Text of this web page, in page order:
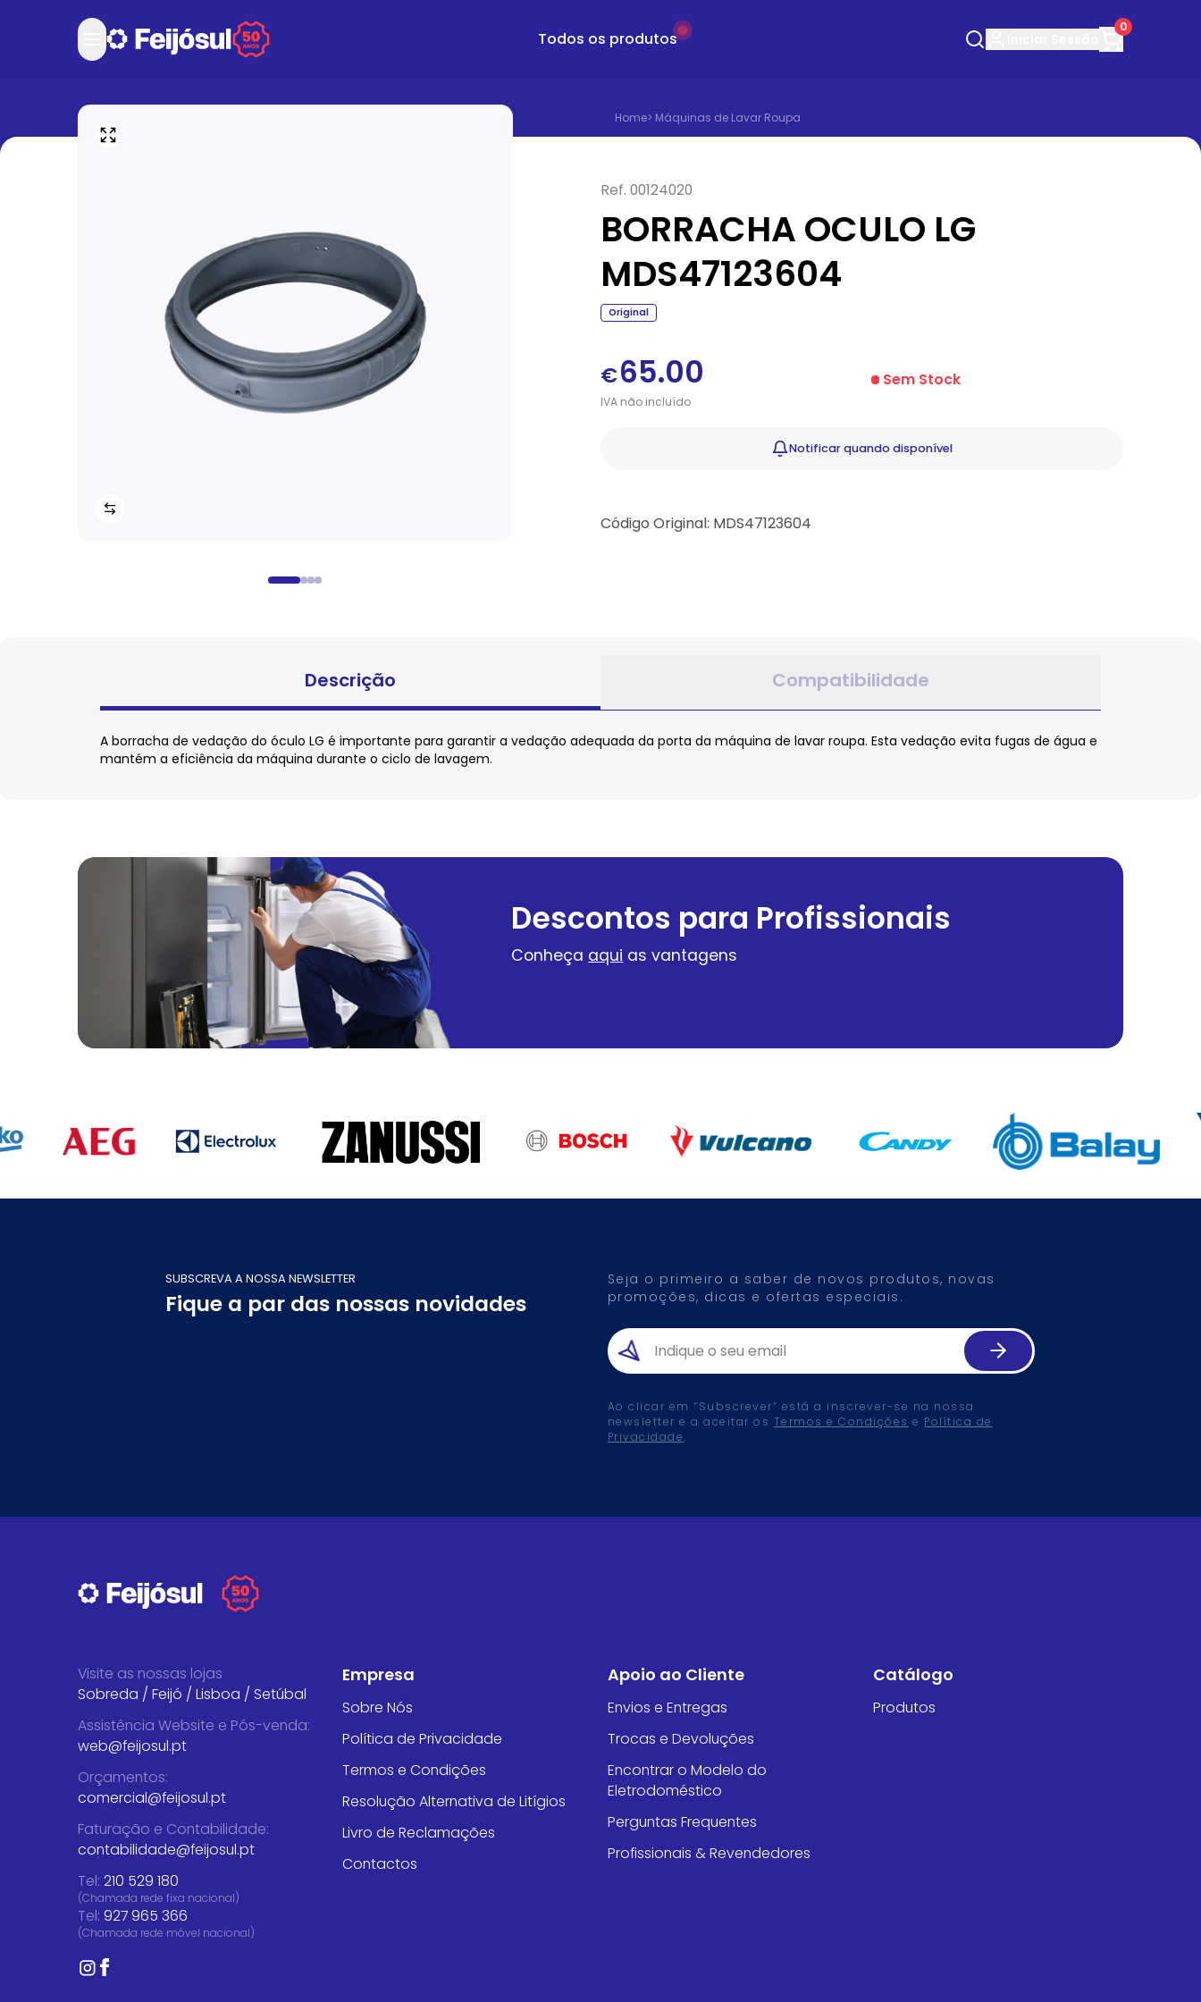
Todos os produtos
0
Home> Máquinas de Lavar Roupa
Ref. 00124020
BORRACHA OCULO LG
MDS47123604
Original
€65.00
IVAnãoincluído
Sem Stock
Notificarquando disponível
Código Original: MDS47123604
Descrição Compatibilidade
A borracha de vedação do óculo LG é importante para garantir a vedação adequada da porta da máquina de lavar roupa. Esta vedação evita fugas de água e
mantém a eficiência da máquina durante o ciclo de lavagem.
Descontos para Profissionais
Conheça aqui as vantagens
SUBSCREVA A NOSSA NEWSLETTER
Fique a par das nossas novidades
Seja o primeiro a saber de novos produtos, novas
promoções, dicas e ofertas especiais.
Ao clicar em “Subscrever” está a inscrever-se na nossa
newsletter e a aceitar os Termos e Condições e Política de
Privacidade.
Visite as nossas lojas
Sobreda / Feijó / Lisboa / Setúbal
Assistência Website e Pós-venda:
web@feijosul.pt
Orçamentos:
comercial@feijosul.pt
Faturação e Contabilidade:
contabilidade@feijosul.pt
Tel: 210 529 180
(Chamada rede fixa nacional)
Tel: 927 965 366
(Chamada rede móvel nacional)
Empresa
Sobre Nós
Política de Privacidade
Termos e Condições
Resolução Alternativa de Litígios
Livro de Reclamações
Contactos
Apoio ao Cliente
Envios e Entregas
Trocas e Devoluções
Encontrar o Modelo do
Eletrodoméstico
Perguntas Frequentes
Profissionais & Revendedores
Catálogo
Produtos